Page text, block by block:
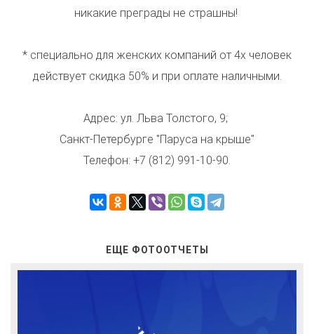
никакие преграды не страшны!
* специально для женских компаний от 4х человек
действует скидка 50% и при оплате наличными.
Адрес: ул. Льва Толстого, 9;
Санкт-Петербурге "Паруса на крыше"
Телефон: +7 (812) 991-10-90.
ЕЩЕ ФОТООТЧЕТЫ